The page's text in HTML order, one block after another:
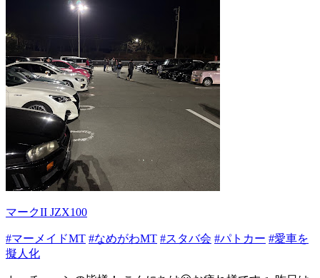
マークII JZX100
#マーメイドMT #なめがわMT #スタバ会 #パトカー #愛車を
擬人化